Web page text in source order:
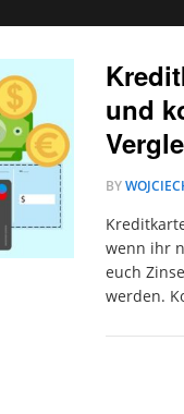
und
BY
wenn ihr
euch
werden.